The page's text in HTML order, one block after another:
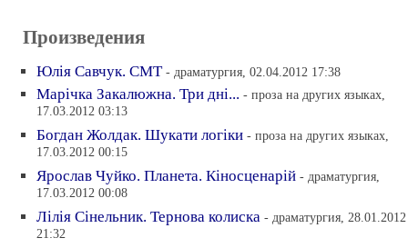
Произведения
Юлiя Савчук. СМТ - драматургия, 02.04.2012 17:38
Марiчка Закалюжна. Три днi... - проза на других языках,
17.03.2012 03:13
Богдан Жолдак. Шукати логiки - проза на других языках,
17.03.2012 00:15
Ярослав Чуйко. Планета. Кiносценарiй - драматургия,
17.03.2012 00:08
Лiлiя Сiнельник. Тернова колиска - драматургия, 28.01.2012
21:32